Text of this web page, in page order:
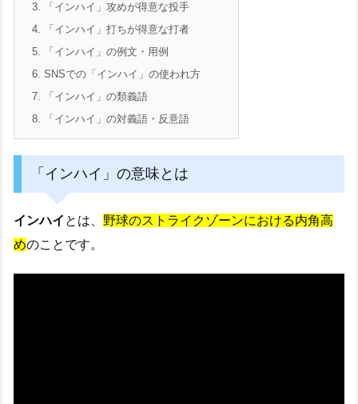
3. 「インハイ」攻めが得意な投手
4. 「インハイ」打ちが得意な打者
5. 「インハイ」の例文・用例
6. SNSでの「インハイ」の使われ方
7. 「インハイ」の類義語
8. 「インハイ」の対義語・反意語
「インハイ」の意味とは
インハイ とは、 野球のストライクゾーンにおける内角高
めのことです。